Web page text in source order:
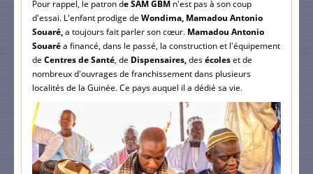
Pour rappel, le patron de SAM GBM n'est pas à son coup
d'essai. L'enfant prodige de Wondima, Mamadou Antonio
Souaré,a toujours fait parler son cœur. Mamadou Antonio
Souaréa financé, dans le passé, la construction et l'équipement
de Centres de Santé, de Dispensaires,desécoleset de
nombreux d'ouvrages de franchissement dans plusieurs
localités de la Guinée. Ce pays auquel il a dédié sa vie.